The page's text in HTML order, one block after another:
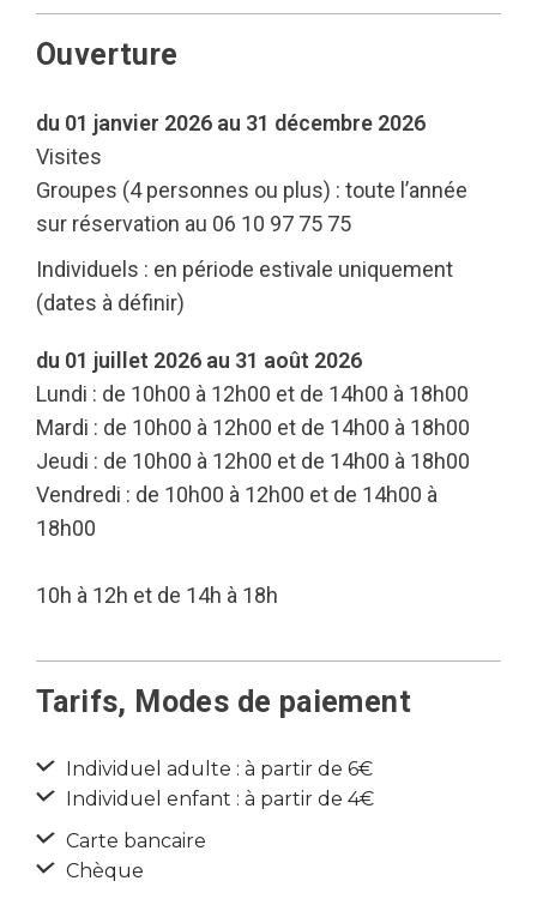
Ouverture
du 01 janvier 2026 au 31 décembre 2026
Visites
Groupes (4 personnes ou plus) : toute l’année
sur réservation au 06 10 97 75 75
Individuels : en période estivale uniquement
(dates à définir)
du 01 juillet 2026 au 31 août 2026
Lundi : de 10h00 à 12h00 et de 14h00 à 18h00
Mardi : de 10h00 à 12h00 et de 14h00 à 18h00
Jeudi : de 10h00 à 12h00 et de 14h00 à 18h00
Vendredi : de 10h00 à 12h00 et de 14h00 à
18h00
10h à 12h et de 14h à 18h
Tarifs, Modes de paiement
Individuel adulte : à partir de 6€
Individuel enfant : à partir de 4€
Carte bancaire
Chèque